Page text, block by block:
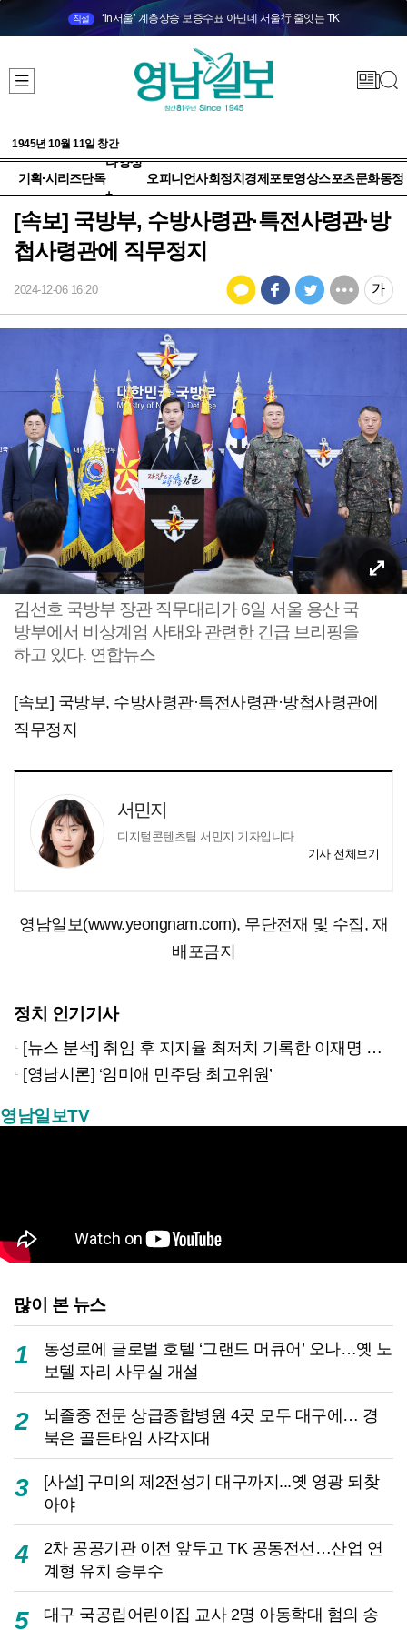
직설 ‘in서울’ 계층상승 보증수표 아닌데 서울行 줄잇는 TK
1945년 10월 11일 창간
기획·시리즈단독
다양성
+
오피니언사회정치 경제 포토영상스포츠문화동정
[속보] 국방부, 수방사령관·특전사령관·방
첩사령관에 직무정지
2024-12-06 16:20
김선호 국방부 장관 직무대리가 6일 서울 용산 국
방부에서 비상계엄 사태와 관련한 긴급 브리핑을
하고 있다. 연합뉴스
[속보] 국방부, 수방사령관·특전사령관·방첩사령관에
직무정지
서민지
디지털콘텐츠팀 서민지 기자입니다.
기사 전체보기
영남일보(www.yeongnam.com), 무단전재 및 수집, 재
배포금지
정치 인기기사
[뉴스 분석] 취임 후 지지율 최저치 기록한 이재명 대통령…왜?
[영남시론] ‘임미애 민주당 최고위원’
영남일보TV
많이 본 뉴스
1
동성로에 글로벌 호텔 ‘그랜드 머큐어’ 오나…옛 노
보텔 자리 사무실 개설
2
뇌졸중 전문 상급종합병원 4곳 모두 대구에… 경
북은 골든타임 사각지대
3
[사설] 구미의 제2전성기 대구까지...옛 영광 되찾
아야
4
2차 공공기관 이전 앞두고 TK 공동전선…산업 연
계형 유치 승부수
5
대구 국공립어린이집 교사 2명 아동학대 혐의 송